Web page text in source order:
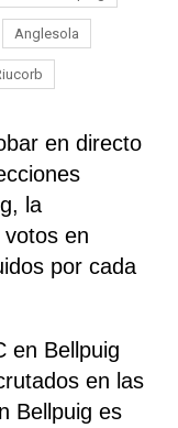
Anglesola
en directo
la
en
por cada
en Bellpuig
en las
Bellpuig es